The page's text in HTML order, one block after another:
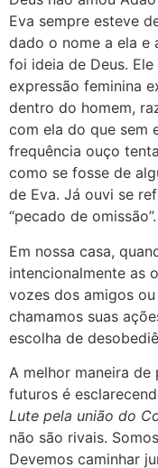
Eva sempre esteve
dado o nome a ela e
foi ideia de Deus.
expressão feminina
dentro do homem,
com ela do que sem
frequência ouço
como se fosse de
de Eva. Já ouvi se
“pecado de omissão”.
Em nossa casa,
intencionalmente as
vozes dos amigos
chamamos suas
escolha de
A melhor maneira
futuros é
Lute pela união do
não são rivais.
Devemos caminhar